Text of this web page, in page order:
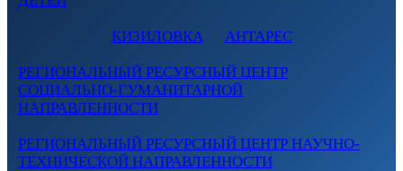
КИЗИЛОВКА АНТАРЕС
РЕГИОНАЛЬНЫЙ РЕСУРСНЫЙ ЦЕНТР
СОЦИАЛЬНО-ГУМАНИТАРНОЙ
НАПРАВЛЕННОСТИ
РЕГИОНАЛЬНЫЙ РЕСУРСНЫЙ ЦЕНТР НАУЧНО-
ТЕХНИЧЕСКОЙ НАПРАВЛЕННОСТИ